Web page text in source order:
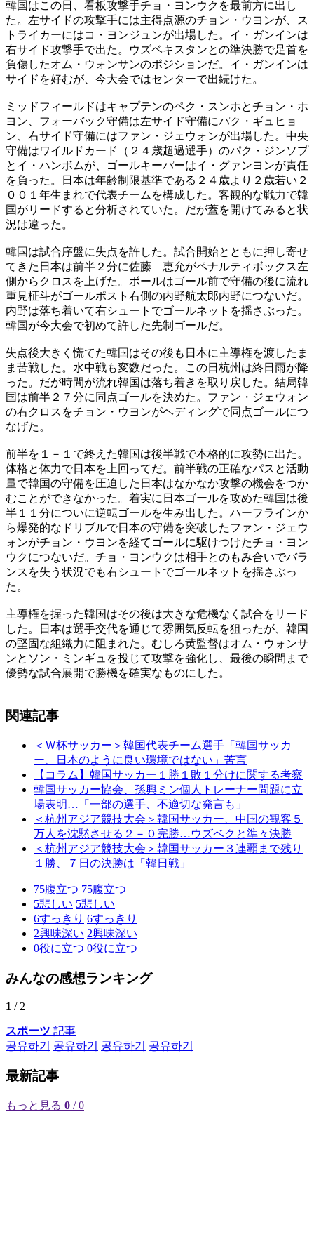
韓国はこの日、看板攻撃手チョ・ヨンウクを最前方に出し
た。左サイドの攻撃手には主得点源のチョン・ウヨンが、ス
トライカーにはコ・ヨンジュンが出場した。イ・ガンインは
右サイド攻撃手で出た。ウズベキスタンとの準決勝で足首を
負傷したオム・ウォンサンのポジションだ。イ・ガンインは
サイドを好むが、今大会ではセンターで出続けた。
ミッドフィールドはキャプテンのペク・スンホとチョン・ホ
ヨン、フォーバック守備は左サイド守備にパク・ギュヒョ
ン、右サイド守備にはファン・ジェウォンが出場した。中央
守備はワイルドカード（２４歳超過選手）のパク・ジンソプ
とイ・ハンボムが、ゴールキーパーはイ・グァンヨンが責任
を負った。日本は年齢制限基準である２４歳より２歳若い２
００１年生まれで代表チームを構成した。客観的な戦力で韓
国がリードすると分析されていた。だが蓋を開けてみると状
況は違った。
韓国は試合序盤に失点を許した。試合開始とともに押し寄せ
てきた日本は前半２分に佐藤 恵允がペナルティボックス左
側からクロスを上げた。ボールはゴール前で守備の後に流れ
重見柾斗がゴールポスト右側の内野航太郎内野につないだ。
内野は落ち着いて右シュートでゴールネットを揺さぶった。
韓国が今大会で初めて許した先制ゴールだ。
失点後大きく慌てた韓国はその後も日本に主導権を渡したま
ま苦戦した。水中戦も変数だった。この日杭州は終日雨が降
った。だが時間が流れ韓国は落ち着きを取り戻した。結局韓
国は前半２７分に同点ゴールを決めた。ファン・ジェウォン
の右クロスをチョン・ウヨンがヘディングで同点ゴールにつ
なげた。
前半を１－１で終えた韓国は後半戦で本格的に攻勢に出た。
体格と体力で日本を上回ってだ。前半戦の正確なパスと活動
量で韓国の守備を圧迫した日本はなかなか攻撃の機会をつか
むことができなかった。着実に日本ゴールを攻めた韓国は後
半１１分についに逆転ゴールを生み出した。ハーフラインか
ら爆発的なドリブルで日本の守備を突破したファン・ジェウ
ォンがチョン・ウヨンを経てゴールに駆けつけたチョ・ヨン
ウクにつないだ。チョ・ヨンウクは相手とのもみ合いでバラ
ンスを失う状況でも右シュートでゴールネットを揺さぶっ
た。
主導権を握った韓国はその後は大きな危機なく試合をリード
した。日本は選手交代を通じて雰囲気反転を狙ったが、韓国
の堅固な組織力に阻まれた。むしろ黄監督はオム・ウォンサ
ンとソン・ミンギュを投じて攻撃を強化し、最後の瞬間まで
優勢な試合展開で勝機を確実なものにした。
関連記事
＜Ｗ杯サッカー＞韓国代表チーム選手「韓国サッカ
ー、日本のように良い環境ではない」苦言
【コラム】韓国サッカー１勝１敗１分けに関する考察
韓国サッカー協会、孫興ミン個人トレーナー問題に立
場表明…「一部の選手、不適切な発言も」
＜杭州アジア競技大会＞韓国サッカー、中国の観客５
万人を沈黙させる２－０完勝…ウズベクと準々決勝
＜杭州アジア競技大会＞韓国サッカー３連覇まで残り
１勝、７日の決勝は「韓日戦」
75腹立つ 75腹立つ
5悲しい 5悲しい
6すっきり 6すっきり
2興味深い 2興味深い
0役に立つ 0役に立つ
みんなの感想ランキング
1 / 2
スポーツ 記事
공유하기
공유하기 공유하기 공유하기
最新記事
もっと見る 0 / 0